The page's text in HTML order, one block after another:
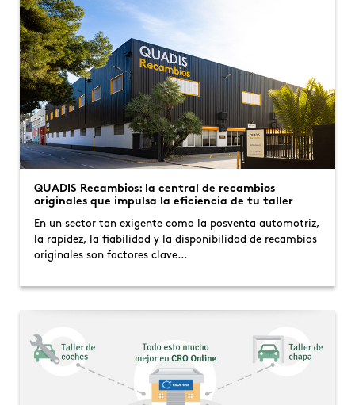
QUADIS Recambios: la central de recambios
originales que impulsa la eficiencia de tu taller
En un sector tan exigente como la posventa automotriz,
la rapidez, la fiabilidad y la disponibilidad de recambios
originales son factores clave…